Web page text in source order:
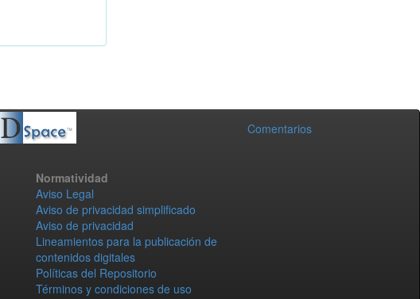
Comentarios
Normatividad
Aviso Legal
Aviso de privacidad simplificado
Aviso de privacidad
Lineamientos para la publicación de
contenidos digitales
Políticas del Repositorio
Términos y condiciones de uso